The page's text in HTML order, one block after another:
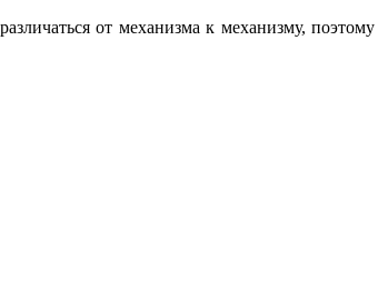
от механизма к механизму,